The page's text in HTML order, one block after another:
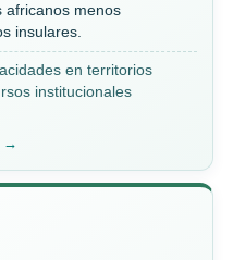
africanos menos
insulares.
en territorios
institucionales
→